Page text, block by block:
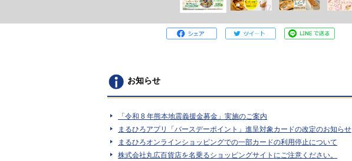
お知らせ
「令和 8 年熊本地震義援金募金」実施のご案内
まるひろアプリ「バースデーポイント」進呈対象カードの改定のお知らせ
まるひろオンラインショッピングでの一部カードの利用停止について
株式会社丸広百貨店を名乗るショッピングサイトにご注意ください。